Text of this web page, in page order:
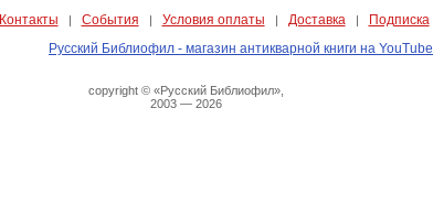
Контакты | События | Условия оплаты | Доставка | Подписка
Русский Библиофил - магазин антикварной книги на YouTube
copyright © «Русский Библиофил»,
2003 — 2026